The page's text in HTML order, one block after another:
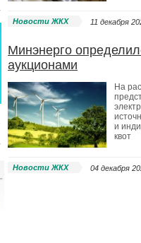
Новости ЖКХ 11 декабря
Минэнерго
аукционами
На
и
квот
Новости ЖКХ 04 декабря